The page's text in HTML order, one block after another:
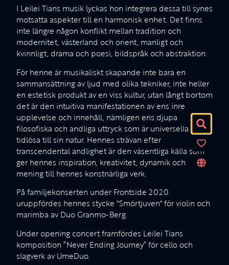
I Leilei Tians musik lyckas hon integrera dessa till synes
motsatta aspekter till en harmonisk enhet. Det finns
inte längre någon konflikt mellan tradition och
modernitet, västerland och orient, manligt och
kvinnligt, drama och poesi, bildspråk och abstraktion.
För henne är musikaliskt skapande inte bara en
sammansättning av ljud med olika tekniker, inte heller
en estetisk produkt av en viss kultur, utan långt bortom
det är den intuitiva manifestationen av ens inre
upplevelse och innehåll, nämligen ens djupa
filosofiska och andliga uttryck som är universella och
tidlösa till sin natur. Hennes strävan efter
transcendental andlighet är den väsentliga källa som
ger hennes inspiration, kreativitet, dynamik och
mening till hennes konstnärliga verk.
På familjekonserten under Frontside 2020
uruppfördes hennes stycke "Smörtjuven" för violin och
marimba av Duo Granmo-Berg.
Under opening concert framfördes Leilei Tians
komposition ”Never Ending Journey” för cello och
slagverk av UmeDuo.